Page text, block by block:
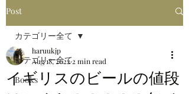
Post
カテゴリー全て
Books
カテゴリー全て
イギリスのビールの値段
haruukjp
Aug 18, 2022 2 min read